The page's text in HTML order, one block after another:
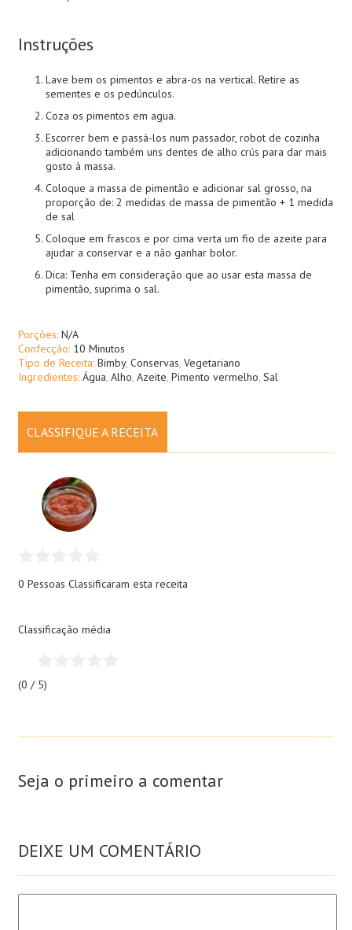
Instruções
Lave bem os pimentos e abra-os na vertical. Retire as
sementes e os pedúnculos.
Coza os pimentos em agua.
Escorrer bem e passá-los num passador, robot de cozinha
adicionando também uns dentes de alho crús para dar mais
gosto à massa.
Coloque a massa de pimentão e adicionar sal grosso, na
proporção de: 2 medidas de massa de pimentão + 1 medida
de sal
Coloque em frascos e por cima verta um fio de azeite para
ajudar a conservar e a não ganhar bolor.
Dica: Tenha em consideração que ao usar esta massa de
pimentão, suprima o sal.
Porções: N/A
Confecção: 10 Minutos
Tipo de Receita: Bimby, Conservas, Vegetariano
Ingredientes: Água, Alho, Azeite, Pimento vermelho, Sal
CLASSIFIQUE A RECEITA
0 Pessoas Classificaram esta receita
Classificação média
(0 / 5)
Seja o primeiro a comentar
DEIXE UM COMENTÁRIO